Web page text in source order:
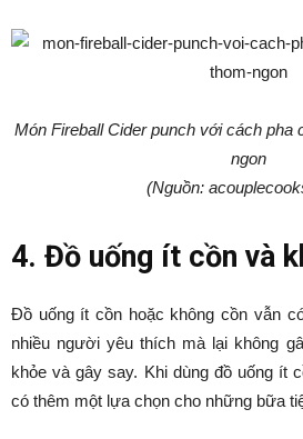
Món Fireball Cider punch với cách pha
ngon
(Nguồn:
4. Đồ uống ít cồn và
Đồ uống ít cồn hoặc không cồn vẫn
nhiều người yêu thích mà lại không
khỏe và gây say. Khi dùng đồ uống ít
có thêm một lựa chọn cho những bữa